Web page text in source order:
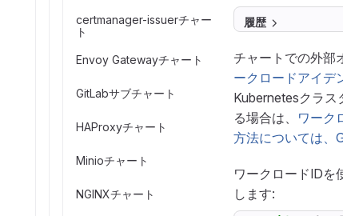
certmanager-issuerチャー
ト
Envoy Gatewayチャート
GitLabサブチャート
HAProxyチャート
Minioチャート
NGINXチャート
履歴
チャートでの外部
ークロードアイデ
Kubernetesクラス
る場合は、 ワーク
方法については、
ワークロードIDを
します: